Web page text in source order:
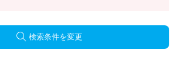
検索条件を変更